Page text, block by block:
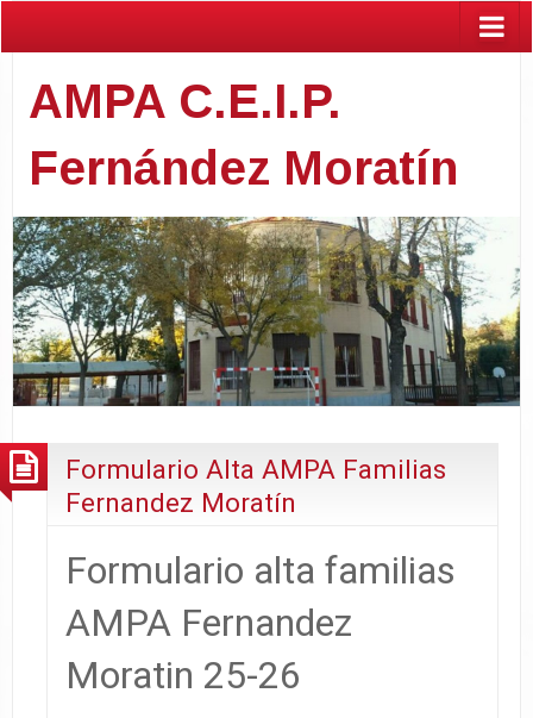
AMPA C.E.I.P.
Fernández Moratín
Formulario Alta AMPA Familias
Fernandez Moratín
Formulario alta familias
AMPA Fernandez
Moratin 25-26